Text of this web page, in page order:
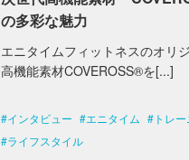
の多彩な魅力
エニタイムフィットネスのオリ
高機能素材COVEROSS®を[...]
インタビュー エニタイム トレ
ライフスタイル